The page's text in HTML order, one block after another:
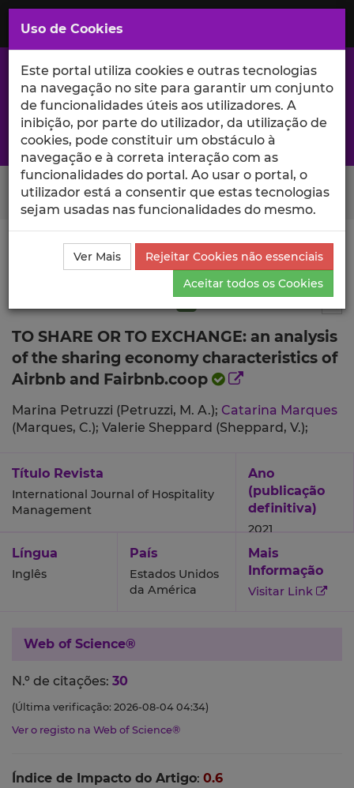
Saltar
para
Conteúdo
Principal
A excelência da investigação e ciência no Iscte
Search Button
Ciência_Iscte Publicações
Descrição Detalhada da
Publicação
TO SHARE OR TO EXCHANGE: an analysis
of the sharing economy characteristics of
Airbnb and Fairbnb.coop
Marina Petruzzi (Petruzzi, M. A.); Catarina Marques
(Marques, C.); Valerie Sheppard (Sheppard, V.);
Título Revista
International Journal of Hospitality
Management
Ano
(publicação
definitiva)
2021
Língua
Inglês
País
Estados Unidos
da América
Mais
Informação
Visitar Link
Web of Science®
N.º de citações: 30
(Última verificação: 2026-08-04 04:34)
Ver o registo na Web of Science®
Índice de Impacto do Artigo: 0.6
Uso de Cookies
Este portal utiliza cookies e outras tecnologias
na navegação no site para garantir um conjunto
de funcionalidades úteis aos utilizadores. A
inibição, por parte do utilizador, da utilização de
cookies, pode constituir um obstáculo à
navegação e à correta interação com as
funcionalidades do portal. Ao usar o portal, o
utilizador está a consentir que estas tecnologias
sejam usadas nas funcionalidades do mesmo.
Ver Mais
Rejeitar Cookies não essenciais
Aceitar todos os Cookies